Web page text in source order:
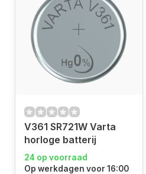
V361 SR721W Varta
horloge batterij
24 op voorraad
Op werkdagen voor 16:00